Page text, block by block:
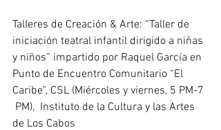
Talleres de Creación & Arte: “Taller de
iniciación teatral infantil dirigido a niñas
y niños” impartido por Raquel García en
Punto de Encuentro Comunitario “El
Caribe”, CSL (Miércoles y viernes, 5 PM-7
PM), Instituto de la Cultura y las Artes
de Los Cabos